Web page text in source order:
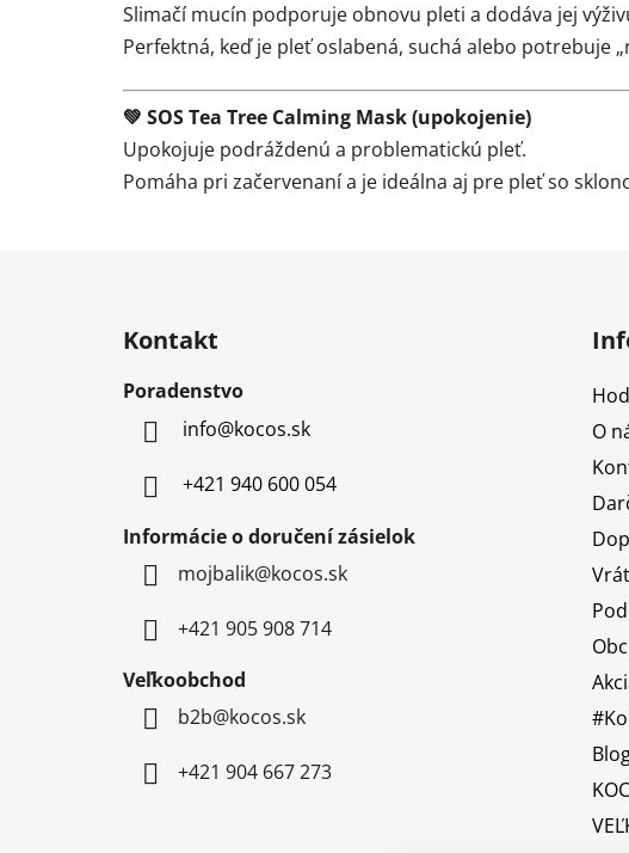
Slimačí mucín podporuje obnovu pleti a dodáva jej
Perfektná, keď je pleť oslabená, suchá alebo potrebuje
💚 SOS Tea Tree Calming Mask (upokojenie)
Upokojuje podráždenú a problematickú pleť.
Pomáha pri začervenaní a je ideálna aj pre pleť so
Kontakt
Poradenstvo
info@kocos.sk
+421 940 600 054
Informácie o doručení zásielok
mojbalik@kocos.sk
+421 905 908 714
Veľkoobchod
b2b@kocos.sk
+421 904 667 273
O